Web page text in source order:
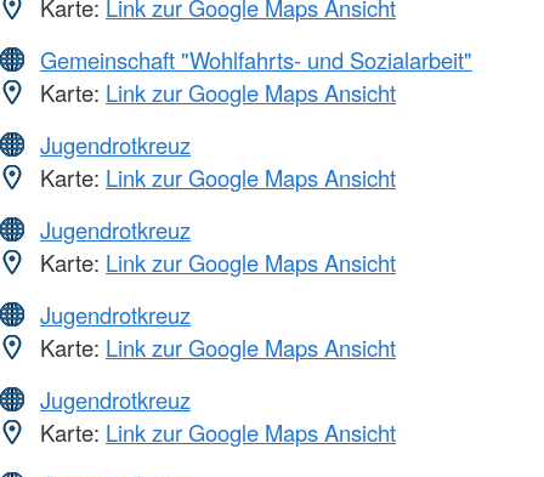
Karte: Link zur Google Maps Ansicht
Gemeinschaft "Wohlfahrts- und Sozialarbeit"
Karte: Link zur Google Maps Ansicht
Jugendrotkreuz
Karte: Link zur Google Maps Ansicht
Jugendrotkreuz
Karte: Link zur Google Maps Ansicht
Jugendrotkreuz
Karte: Link zur Google Maps Ansicht
Jugendrotkreuz
Karte: Link zur Google Maps Ansicht